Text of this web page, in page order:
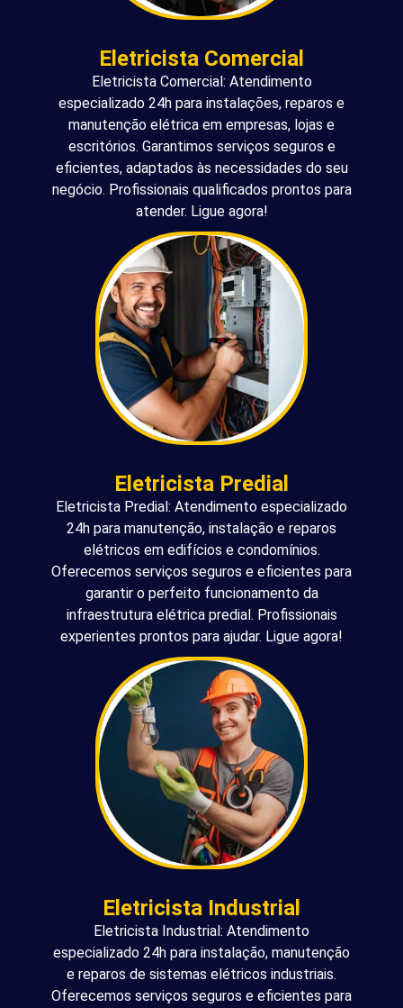
Eletricista Comercial
Eletricista Comercial: Atendimento
especializado 24h para instalações, reparos e
manutenção elétrica em empresas, lojas e
escritórios. Garantimos serviços seguros e
eficientes, adaptados às necessidades do seu
negócio. Profissionais qualificados prontos para
atender. Ligue agora!
Eletricista Predial
Eletricista Predial: Atendimento especializado
24h para manutenção, instalação e reparos
elétricos em edifícios e condomínios.
Oferecemos serviços seguros e eficientes para
garantir o perfeito funcionamento da
infraestrutura elétrica predial. Profissionais
experientes prontos para ajudar. Ligue agora!
Eletricista Industrial
Eletricista Industrial: Atendimento
especializado 24h para instalação, manutenção
e reparos de sistemas elétricos industriais.
Oferecemos serviços seguros e eficientes para